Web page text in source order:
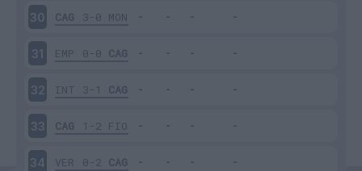
30 CAG 3-0 MON
31 EMP 0-0 CAG
32 INT 3-1 CAG
33 CAG 1-2 FIO
34 VER 0-2 CAG